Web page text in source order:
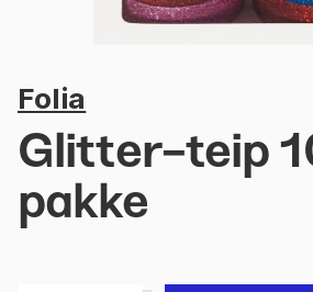
Folia
Glitter-teip
pakke